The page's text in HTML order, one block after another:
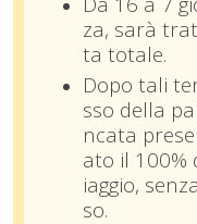
za, sarà
ta totale.
Dopo tali
sso della
ncata
ato il 100%
iaggio,
so.